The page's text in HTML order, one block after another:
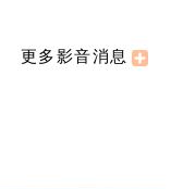
更多影音消息